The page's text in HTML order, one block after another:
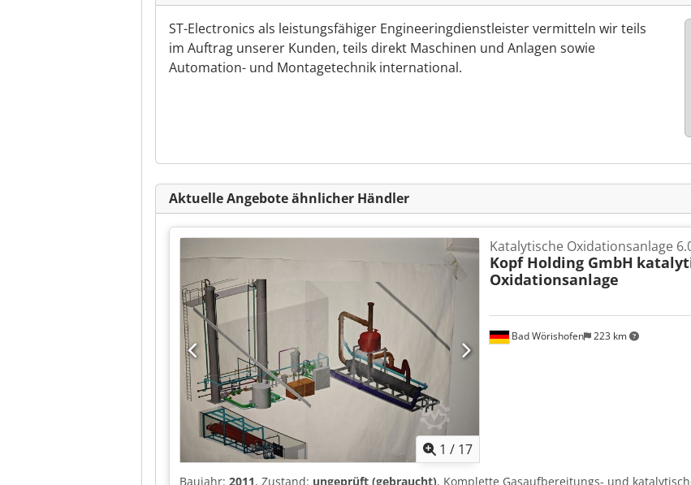
ST-Electronics als leistungsfähiger Engineeringdienstleister vermitteln wir teils
im Auftrag unserer Kunden, teils direkt Maschinen und Anlagen sowie
Automation- und Montagetechnik international.
Aktuelle Angebote ähnlicher Händler
1 / 17
Bad Wörishofen 223 km
Katalytische Oxidationsanlage
Kopf Holding GmbH
Oxidationsanlage
Baujahr: 2011, Zustand: ungeprüft (gebraucht), Komplette Gasaufbereitungs- und